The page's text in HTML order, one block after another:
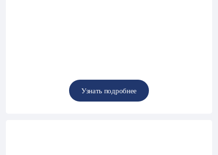
Узнать подробнее
Узнать подробнее